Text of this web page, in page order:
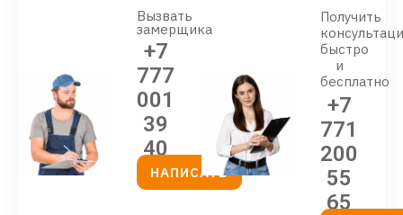
Вызвать
замерщика
+7
777
001
39
40
НАПИСАТЬ
Получить
быстро
и
бесплатно
+7
771
200
55
65